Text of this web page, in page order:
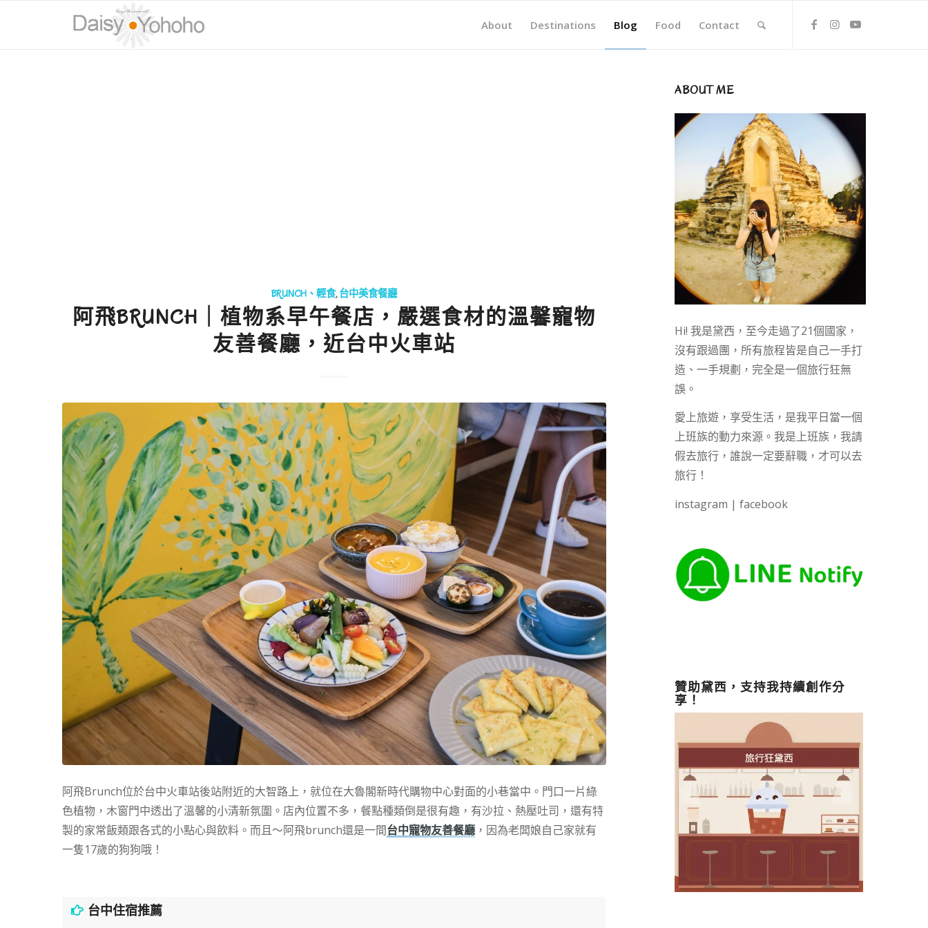
About Destinations Blog Food Contact
BRUNCH、輕食,台中美食餐廳
阿飛BRUNCH｜植物系早午餐店，嚴選食材的溫馨寵物
友善餐廳，近台中火車站
阿飛Brunch位於台中火車站後站附近的大智路上，就位在大魯閣新時代購物中心對面的小巷當中。門口一片綠
色植物，木窗門中透出了溫馨的小清新氛圍。店內位置不多，餐點種類倒是很有趣，有沙拉、熱壓吐司，還有特
製的家常飯類跟各式的小點心與飲料。而且～阿飛brunch還是一間台中寵物友善餐廳 ，因為老闆娘自己家就有
一隻17歲的狗狗哦！
台中住宿推薦
ABOUT ME
Hi! 我是黛西，至今走過了21個國家，
沒有跟過團，所有旅程皆是自己一手打
造、一手規劃，完全是一個旅行狂無
誤。
愛上旅遊，享受生活，是我平日當一個
上班族的動力來源。我是上班族，我請
假去旅行，誰說一定要辭職，才可以去
旅行！
instagram | facebook
贊助黛西，支持我持續創作分
享！